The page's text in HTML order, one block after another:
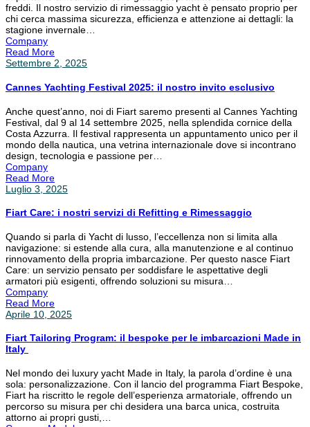
freddi. Il nostro servizio di rimessaggio yacht è pensato proprio per
chi cerca massima sicurezza, efficienza e attenzione ai dettagli: la
stagione invernale…
Company
Read More
Settembre 2, 2025
Cannes Yachting Festival 2025: il nostro invito esclusivo
Anche quest’anno, noi di Fiart saremo presenti al Cannes Yachting
Festival, dal 9 al 14 settembre 2025, nella splendida cornice della
Costa Azzurra. Il festival rappresenta un appuntamento unico per il
mondo della nautica, una vetrina internazionale dove si incontrano
design, tecnologia e passione per…
Company
Read More
Luglio 3, 2025
Fiart Care: i nostri servizi di Refitting e Rimessaggio
Quando si parla di Yacht di lusso, l’eccellenza non si limita alla
navigazione: si estende alla cura, alla manutenzione e al continuo
rinnovamento della propria imbarcazione. Per questo nasce Fiart
Care: un servizio pensato per soddisfare le aspettative degli
armatori più esigenti, offrendo soluzioni su misura…
Company
Read More
Aprile 10, 2025
Fiart Tailoring Program: il bespoke per le imbarcazioni Made in
Italy
Nel mondo dei luxury yacht Made in Italy, la parola d’ordine è una
sola: personalizzazione. Con il lancio del programma Fiart Bespoke,
Fiart ha riscritto le regole dell’esperienza armatoriale, offrendo un
percorso su misura per chi desidera una barca unica, costruita
attorno ai propri gusti,…